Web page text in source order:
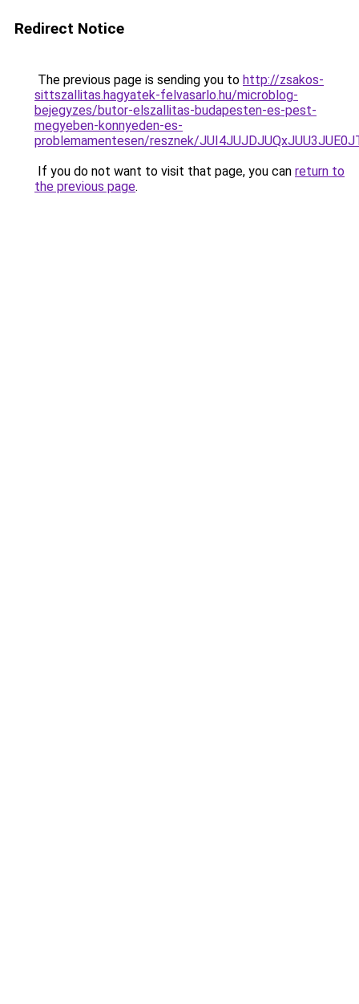
Redirect Notice
The previous page is sending you to http://zsakos-
sittszallitas.hagyatek-felvasarlo.hu/microblog-
bejegyzes/butor-elszallitas-budapesten-es-pest-
megyeben-konnyeden-es-
problemamentesen/resznek/
If you do not want to visit that page, you can return to
the previous page.